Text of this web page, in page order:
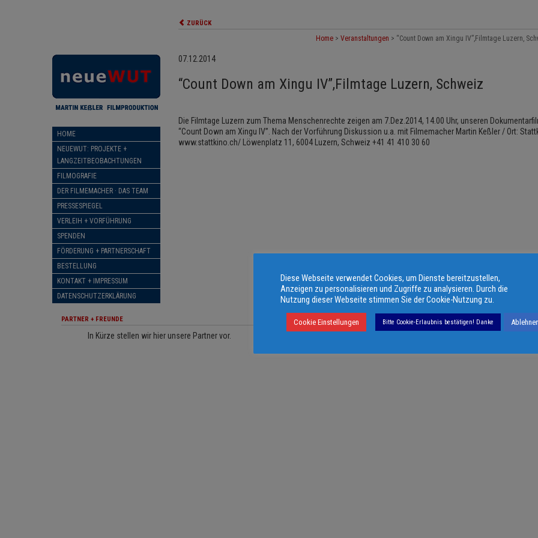
HOME
NEUEWUT: PROJEKTE +
LANGZEITBEOBACHTUNGEN
FILMOGRAFIE
DER FILMEMACHER · DAS TEAM
PRESSESPIEGEL
VERLEIH + VORFÜHRUNG
SPENDEN
FÖRDERUNG + PARTNERSCHAFT
BESTELLUNG
KONTAKT + IMPRESSUM
DATENSCHUTZERKLÄRUNG
ZURÜCK
Home> Veranstaltungen > “Count Down am Xingu IV”,Filmtage Luzern,
07.12.2014
“Count Down am Xingu IV”,Filmtage Luzern, Schweiz
Die Filmtage Luzern zum Thema Menschenrechte zeigen am 7.Dez.2014, 14.00 Uhr, unseren
“Count Down am Xingu IV”. Nach der Vorführung Diskussion u.a. mit Filmemacher Martin Keßler / Ort:
www.stattkino.ch/ Löwenplatz 11, 6004 Luzern, Schweiz +41 41 410 30 60
PARTNER + FREUNDE
In Kürze stellen wir hier unsere Partner vor.
Diese Webseite verwendet Cookies, um Dienste bereitzustellen,
Anzeigen zu personalisieren und Zugriffe zu analysieren. Durch die
Nutzung dieser Webseite stimmen Sie der Cookie-Nutzung zu.
Cookie Einstellungen Bitte Cookie-Erlaubnis bestätigen! Danke